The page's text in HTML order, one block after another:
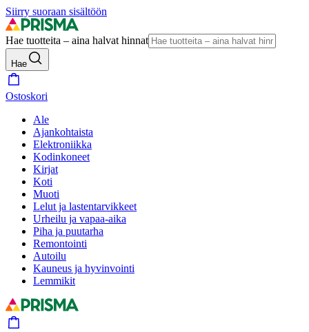
Siirry suoraan sisältöön
Hae tuotteita – aina halvat hinnat
Hae
Ostoskori
Ale
Ajankohtaista
Elektroniikka
Kodinkoneet
Kirjat
Koti
Muoti
Lelut ja lastentarvikkeet
Urheilu ja vapaa-aika
Piha ja puutarha
Remontointi
Autoilu
Kauneus ja hyvinvointi
Lemmikit